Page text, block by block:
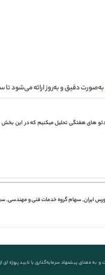
به‌صورت دقیق و به‌روز ارائه می‌شود تا
های هفتگی تحلیل میکنیم که در این بخش
ایران,سهام گروه خدمات فنی و مهندسی,
معنای پیشنهاد سرمایه‌گذاری یا تایید پروژه